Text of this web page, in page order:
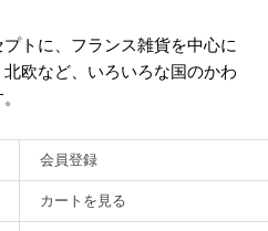
トに、フランス雑貨を中心に
欧など、いろいろな国のかわ
会員登録
カートを見る